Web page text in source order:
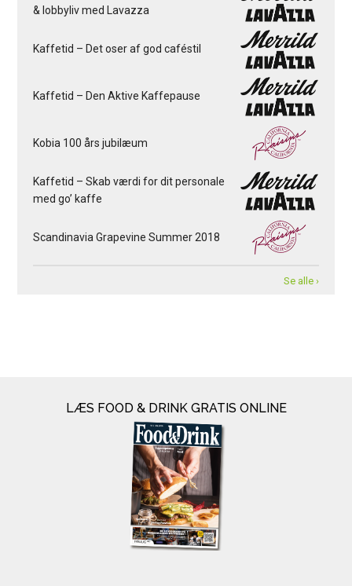
& lobbyliv med Lavazza
Kaffetid – Det oser af god caféstil
Kaffetid – Den Aktive Kaffepause
Kobia 100 års jubilæum
Kaffetid – Skab værdi for dit personale
med go’ kaffe
Scandinavia Grapevine Summer 2018
Se alle ›
LÆS FOOD & DRINK GRATIS ONLINE